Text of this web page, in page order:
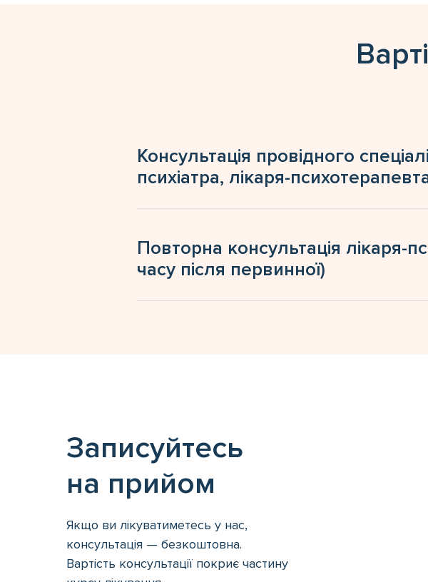
Консультація провідного
психіатра, лікаря-
Повторна консультація лікаря-
часу після первинної)
Записуйтесь
на прийом
Якщо ви лікуватиметесь у нас,
консультація — безкоштовна.
Вартість консультації покриє частину